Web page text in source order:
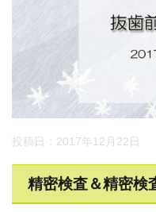
投稿日：2017年12月22日
精密検査＆精密検